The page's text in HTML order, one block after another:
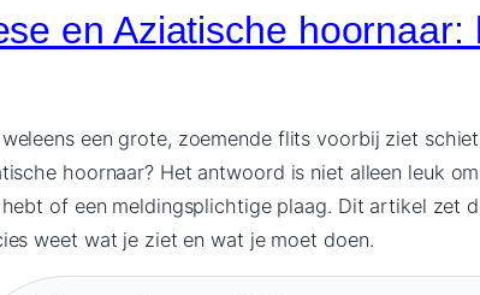
en Aziatische
een grote, zoemende flits voorbij ziet
hoornaar? Het antwoord is niet alleen leuk
of een meldingsplichtige plaag. Dit artikel zet
weet wat je ziet en wat je moet doen.